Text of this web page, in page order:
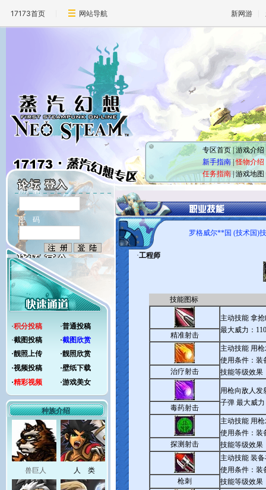
17173首页 网站导航 新网游
专区首页| 游戏介绍
新手指南 |怪物介绍
任务指南|游戏地图
用户名
密 码
·积分投稿 ·普通投稿
·截图投稿 ·截图欣赏
·靓照上传 ·靓照欣赏
·视频投稿 ·壁纸下载
·精彩视频 ·游戏美女
种族介绍
兽巨人 人 类
罗格威尔**国 (技术国)
·工程师
技能图标
主动技能 拿
最大威力：
精准射击
主动技能 用
使用条件：装
技能等级效果
治疗射击
用枪向敌人发
子弹 最大威
毒药射击
主动技能 用
使用条件：装
技能等级效果
探测射击
主动技能 装
使用条件：装
技能等级效果
枪刺